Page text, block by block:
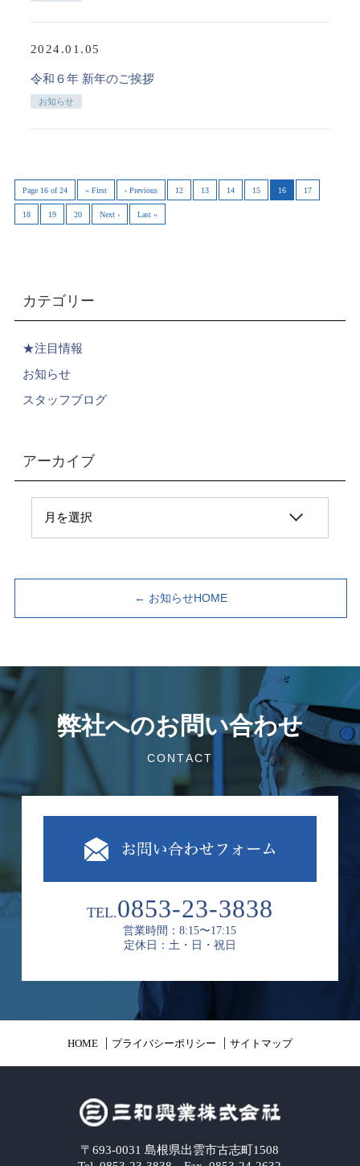
2024.01.05
令和６年 新年のご挨拶
お知らせ
Page 16 of 24 « First ‹ Previous 12 13 14 15 16 17
18 19 20 Next › Last »
カテゴリー
★注目情報
お知らせ
スタッフブログ
アーカイブ
← お知らせHOME
弊社へのお問い合わせ
CONTACT
TEL.0853-23-3838
営業時間：8:15〜17:15
定休日：土・日・祝日
HOME プライバシーポリシー サイトマップ
〒693-0031 島根県出雲市古志町1508